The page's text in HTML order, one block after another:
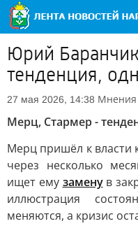
Юрий
тенденция,
27 мая 2026, 14:38 Мнения
Мерц, Стармер -
Мерц пришёл к власти
через несколько
ищет ему заменув
иллюстрация
меняются, а кризис